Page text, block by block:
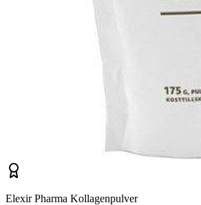
Elexir Pharma Kollagenpulver